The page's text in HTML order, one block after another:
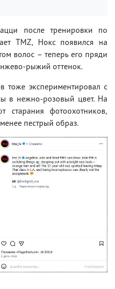
после тренировки по
TMZ, Нокс появился на
волос – теперь его пряди
рыжий оттенок.
тоже экспериментировал с
в нежно-розовый цвет. На
старания фотоохотников,
пестрый образ.